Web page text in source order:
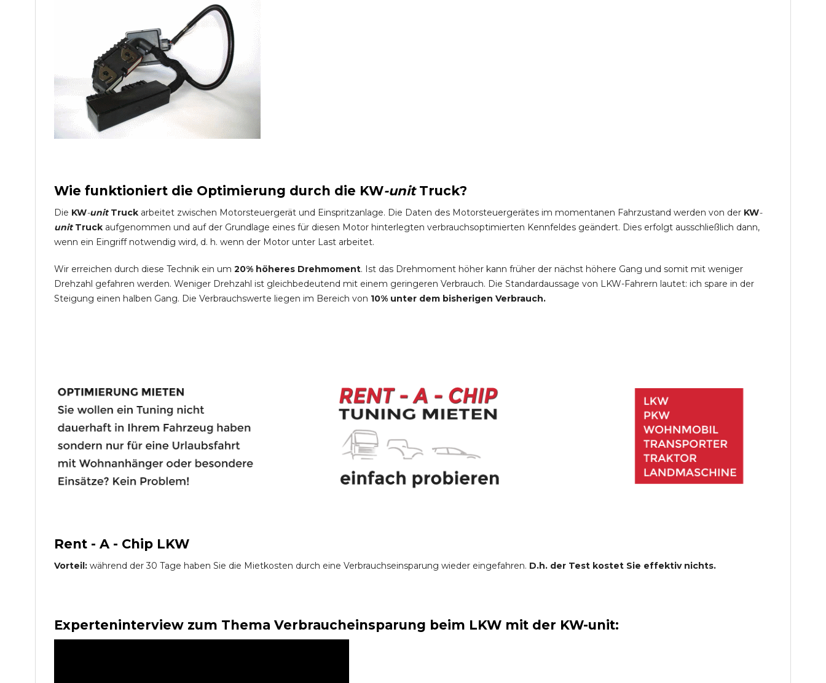
Wie funktioniert die Optimierung durch die KW-unit Truck?
Die KW-unit Truck arbeitet zwischen Motorsteuergerät und Einspritzanlage. Die Daten des Motorsteuergerätes im momentanen Fahrzustand werden von der KW-
unit Truck aufgenommen und auf der Grundlage eines für diesen Motor hinterlegten verbrauchsoptimierten Kennfeldes geändert. Dies erfolgt ausschließlich dann,
wenn ein Eingriff notwendig wird, d. h. wenn der Motor unter Last arbeitet.
Wir erreichen durch diese Technik ein um 20% höheres Drehmoment. Ist das Drehmoment höher kann früher der nächst höhere Gang und somit mit weniger
Drehzahl gefahren werden. Weniger Drehzahl ist gleichbedeutend mit einem geringeren Verbrauch. Die Standardaussage von LKW-Fahrern lautet: ich spare in der
Steigung einen halben Gang. Die Verbrauchswerte liegen im Bereich von 10% unter dem bisherigen Verbrauch.
Rent - A - Chip LKW
Vorteil: während der 30 Tage haben Sie die Mietkosten durch eine Verbrauchseinsparung wieder eingefahren. D.h. der Test kostet Sie effektiv nichts.
Experteninterview zum Thema Verbraucheinsparung beim LKW mit der KW-unit: